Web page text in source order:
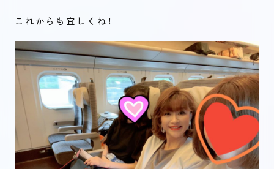
これからも宜しくね！